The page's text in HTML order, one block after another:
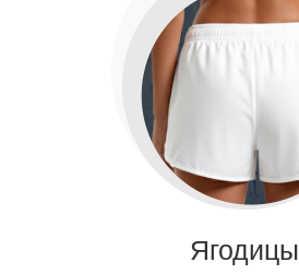
Ягодицы